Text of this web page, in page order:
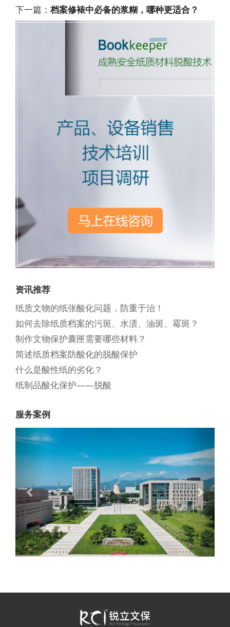
下一篇：档案修裱中必备的浆糊，哪种更适合？
资讯推荐
纸质文物的纸张酸化问题，防重于治！
如何去除纸质档案的污斑、水渍、油斑、霉斑？
制作文物保护囊匣需要哪些材料？
简述纸质档案防酸化的脱酸保护
什么是酸性纸的劣化？
纸制品酸化保护——脱酸
服务案例
Previous